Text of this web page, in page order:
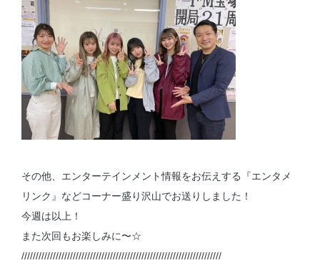
その他、エンターテインメント情報をお伝えする『エンタメ
リンク』などコーナー盛り沢山でお送りしました！
今週は以上！
また次回もお楽しみに〜☆
//////////////////////////////////////////////////////////////////////